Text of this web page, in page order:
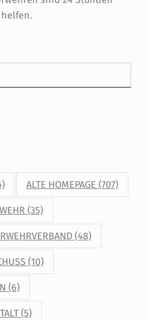
ALTE HOMEPAGE (707)
(35)
(48)
(10)
(6)
(5)